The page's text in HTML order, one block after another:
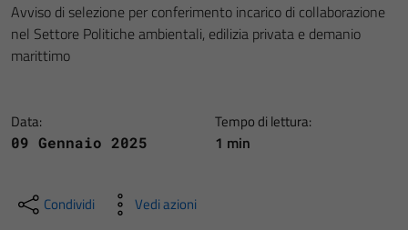
Avviso di selezione per conferimento incarico di collaborazione
nel Settore Politiche ambientali, edilizia privata e demanio
marittimo
Data:
09 Gennaio 2025
Tempo di lettura:
1 min
Condividi Vedi azioni